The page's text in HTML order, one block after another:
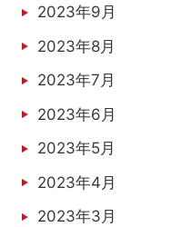
2023年9月
2023年8月
2023年7月
2023年6月
2023年5月
2023年4月
2023年3月